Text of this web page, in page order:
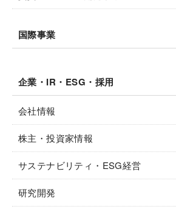
国際事業
企業・IR・ESG・採用
会社情報
株主・投資家情報
サステナビリティ・ESG経営
研究開発